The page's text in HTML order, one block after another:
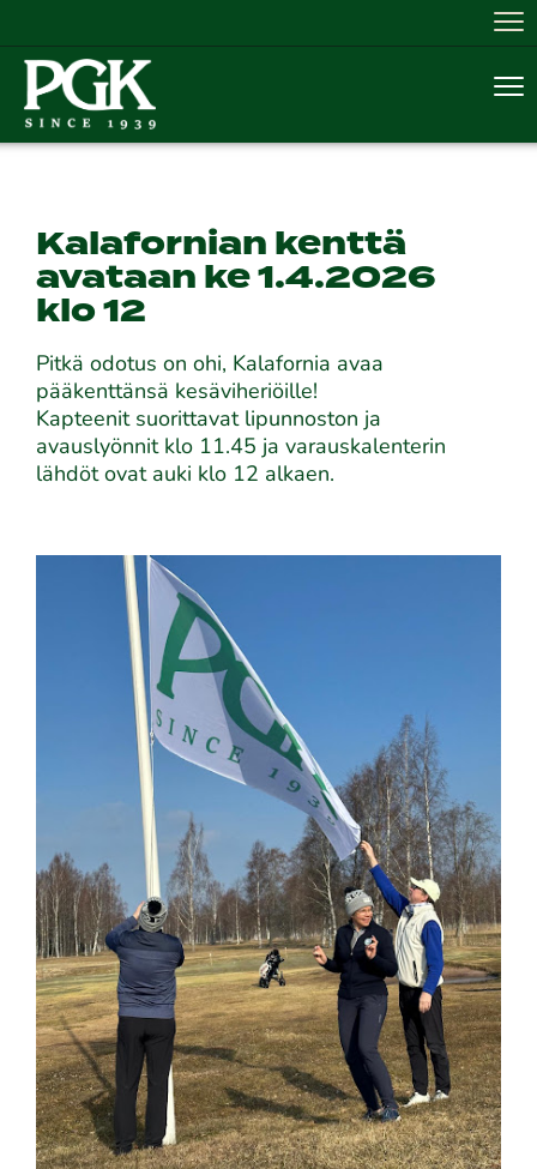
Kalafornian kenttä
avataan ke 1.4.2026
klo 12
Pitkä odotus on ohi, Kalafornia avaa
pääkenttänsä kesäviheriöille!
​​​​​​​Kapteenit suorittavat lipunnoston ja
avauslyönnit klo 11.45 ja varauskalenterin
lähdöt ovat auki klo 12 alkaen.